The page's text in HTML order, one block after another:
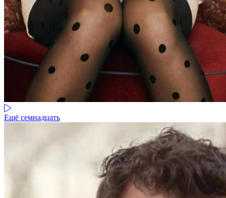
Ещё семнадцать